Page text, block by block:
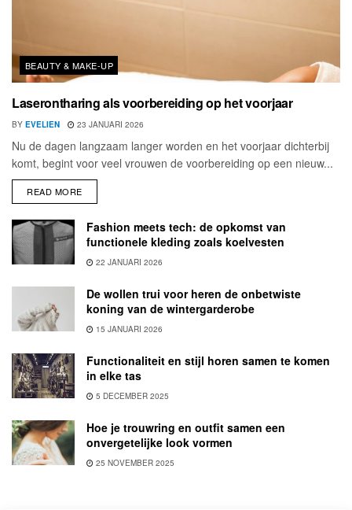
BEAUTY & MAKE-UP
Laserontharing als voorbereiding op het voorjaar
BY EVELIEN 23 JANUARI 2026
Nu de dagen langzaam langer worden en het voorjaar dichterbij
komt, begint voor veel vrouwen de voorbereiding op een nieuw...
READ MORE
Fashion meets tech: de opkomst van
functionele kleding zoals koelvesten
22 JANUARI 2026
De wollen trui voor heren de onbetwiste
koning van de wintergarderobe
15 JANUARI 2026
Functionaliteit en stijl horen samen te komen
in elke tas
5 DECEMBER 2025
Hoe je trouwring en outfit samen een
onvergetelijke look vormen
25 NOVEMBER 2025